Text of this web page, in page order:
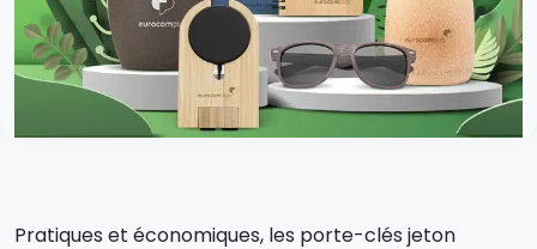
Pratiques et économiques, les porte-clés jeton